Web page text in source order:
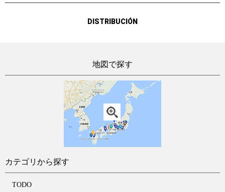
DISTRIBUCIÓN
地図で探す
カテゴリから探す
TODO